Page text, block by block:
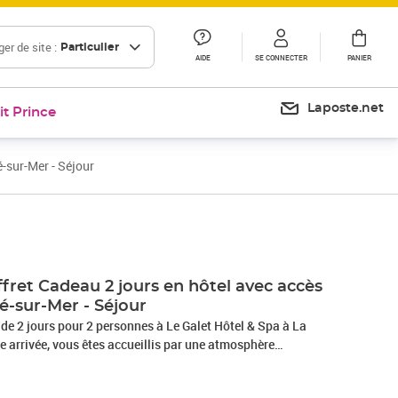
de site : Particulier
AIDE SE CONNECTER PANIER
Prince Laposte.net
sur-Mer - Séjour
Cadeau 2 jours en hôtel avec accès
sur-Mer - Séjour
2 jours pour 2 personnes à Le Galet Hôtel & Spa à La
arrivée, vous êtes accueillis par une atmosphère
Votre chambre double Confort est élégamment décorée et